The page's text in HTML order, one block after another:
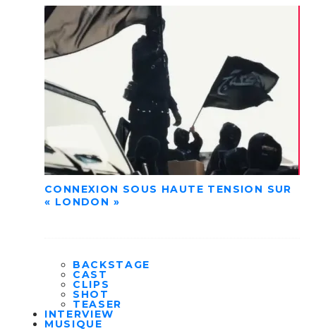
CONNEXION SOUS HAUTE TENSION SUR
« LONDON »
BACKSTAGE
CAST
CLIPS
SHOT
TEASER
INTERVIEW
MUSIQUE